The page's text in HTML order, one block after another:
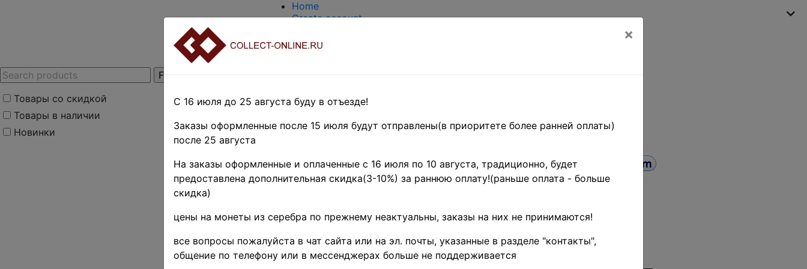
Товары со скидкой
Товары в наличии
Новинки
Home
Create account
About Collect-Online
Оценка и покупка
EASY SEARCH
Home Stamps THE BRITISH COMMONWEALTH
Антигуа» Коллекции и наборы ♦♦
Антигуа 196x-8x гг. • тематика •
подборка 11 полн. серий (47 марок) •
MLH OG VF(Product code (SKU):A1-9188 )
×
С 16 июля до 25 августа буду в отъезде!
Заказы оформленные после 15 июля будут отправлены(в приоритете более ранней оплаты)
после 25 августа
На заказы оформленные и оплаченные с 16 июля по 10 августа, традиционно, будет
предоставлена дополнительная скидка(3-10%) за раннюю оплату!(раньше оплата - больше
скидка)
цены на монеты из серебра по прежнему неактуальны, заказы на них не принимаются!
все вопросы пожалуйста в чат сайта или на эл. почты, указанные в разделе "контакты",
общение по телефону или в мессенджерах больше не поддерживается